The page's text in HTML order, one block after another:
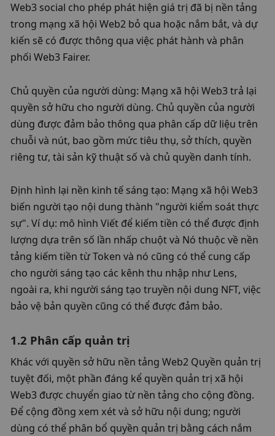
Web3 social cho phép phát hiện giá trị đã bị nền tảng
trong mạng xã hội Web2 bỏ qua hoặc nắm bắt, và dự
kiến ​​sẽ có được thông qua việc phát hành và phân
phối Web3 Fairer.
Chủ quyền của người dùng: Mạng xã hội Web3 trả lại
quyền sở hữu cho người dùng. Chủ quyền của người
dùng được đảm bảo thông qua phân cấp dữ liệu trên
chuỗi và nút, bao gồm mức tiêu thụ, sở thích, quyền
riêng tư, tài sản kỹ thuật số và chủ quyền danh tính.
Định hình lại nền kinh tế sáng tạo: Mạng xã hội Web3
biến người tạo nội dung thành "người kiểm soát thực
sự". Ví dụ: mô hình Viết để kiếm tiền có thể được định
lượng dựa trên số lần nhấp chuột và Nó thuộc về nền
tảng kiếm tiền từ Token và nó cũng có thể cung cấp
cho người sáng tạo các kênh thu nhập như Lens,
ngoài ra, khi người sáng tạo truyền nội dung NFT, việc
bảo vệ bản quyền cũng có thể được đảm bảo.
1.2 Phân cấp quản trị
Khác với quyền sở hữu nền tảng Web2 Quyền quản trị
tuyệt đối, một phần đáng kể quyền quản trị xã hội
Web3 được chuyển giao từ nền tảng cho cộng đồng.
Để cộng đồng xem xét và sở hữu nội dung; người
dùng có thể phân bổ quyền quản trị bằng cách nắm